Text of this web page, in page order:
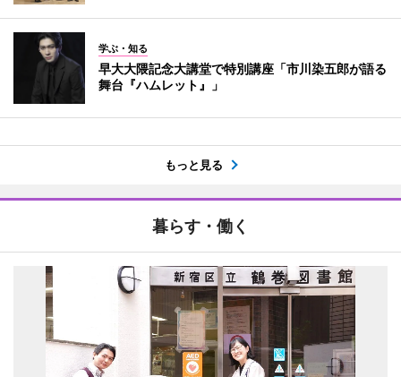
学ぶ・知る
早大大隈記念大講堂で特別講座「市川染五郎が語る
舞台『ハムレット』」
もっと見る
暮らす・働く